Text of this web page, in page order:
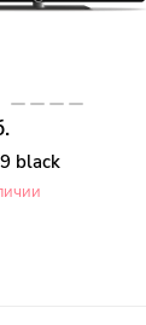
black